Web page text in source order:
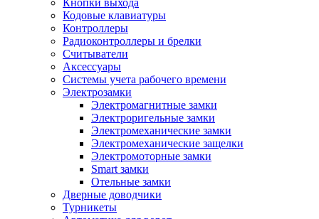
Кнопки выхода
Кодовые клавиатуры
Контроллеры
Радиоконтроллеры и брелки
Считыватели
Аксессуары
Системы учета рабочего времени
Электрозамки
Электромагнитные замки
Электроригельные замки
Электромеханические замки
Электромеханические защелки
Электромоторные замки
Smart замки
Отельные замки
Дверные доводчики
Турникеты